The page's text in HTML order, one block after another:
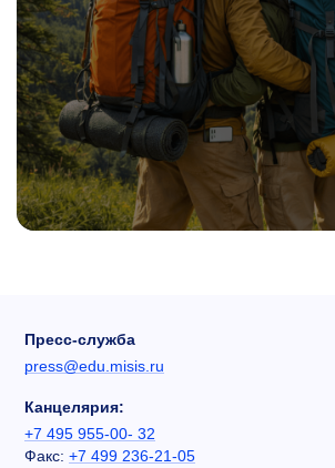
Пресс-служба
press@edu.misis.ru
Канцелярия:
+7 495 955-00- 32
Факс: +7 499 236-21-05